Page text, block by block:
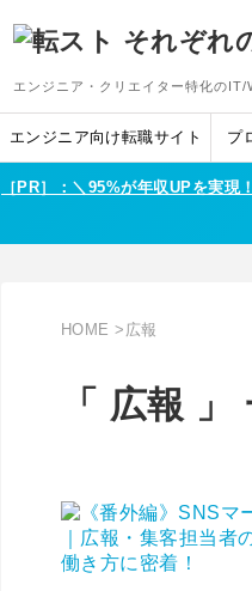
エンジニア・クリエイター特化のIT/
エンジニア向け転職サイト プ
［PR］：＼95%が年収UPを実
HOME > 広報
「 広報 」